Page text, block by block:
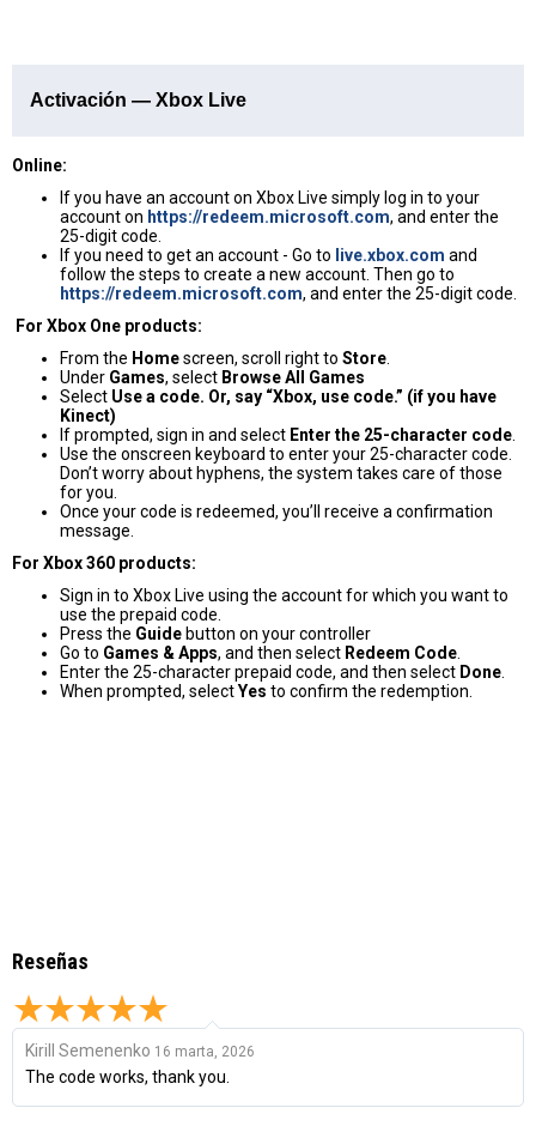
Activación — Xbox Live
Online:
If you have an account on Xbox Live simply log in to your
account on https://redeem.microsoft.com, and enter the
25-digit code.
If you need to get an account - Go to live.xbox.com and
follow the steps to create a new account. Then go to
https://redeem.microsoft.com, and enter the 25-digit code.
For Xbox One products:
From the Homescreen, scroll right to Store
Under Games, select Browse All Games
Select Use a code. Or, say “Xbox, use code.” (if you have
Kinect)
If prompted, sign in and select Enter the 25-character code
Use the onscreen keyboard to enter your 25-character code.
Don’t worry about hyphens, the system takes care of those
for you.
Once your code is redeemed, you’ll receive a confirmation
message.
For Xbox 360 products:
Sign in to Xbox Live using the account for which you want to
use the prepaid code.
Press the Guidebutton on your controller
Go to Games & Apps, and then select Redeem Code
Enter the 25-character prepaid code, and then select Done
When prompted, selectYes to confirm the redemption.
Reseñas
Kirill Semenenko 16 marta, 2026
The code works, thank you.